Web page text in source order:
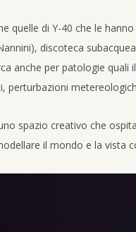
quelle di Y-40 che le
discoteca
anche per patologie quali
perturbazioni
spazio creativo che
il mondo e la vista